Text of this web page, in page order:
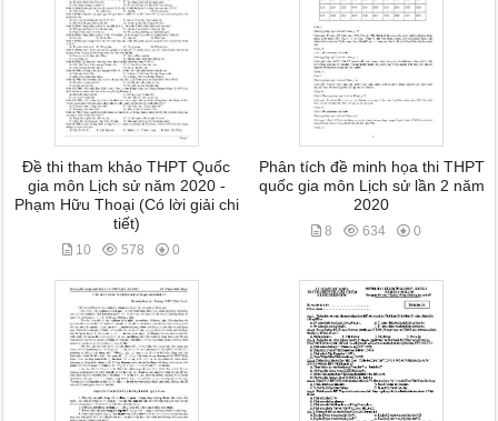
Đề thi tham khảo THPT Quốc
gia môn Lịch sử năm 2020 -
Phạm Hữu Thoại (Có lời giải chi
tiết)
10 578 0
Phân tích đề minh họa thi THPT
quốc gia môn Lịch sử lần 2 năm
2020
8 634 0